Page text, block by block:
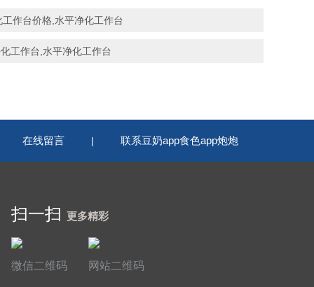
作台价格,水平净化工作台
工作台,水平净化工作台
在线留言 | 联系豆奶app食色app炮炮
扫一扫 更多精彩
微信二维码 网站二维码